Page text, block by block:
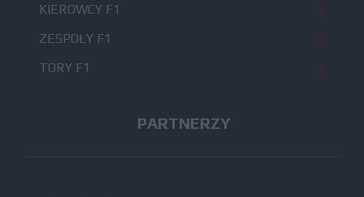
KIEROWCY F1
ZESPOŁY F1
TORY F1
PARTNERZY